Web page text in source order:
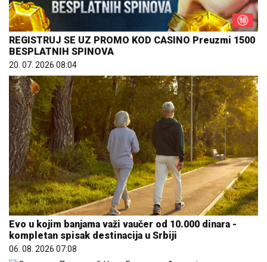
REGISTRUJ SE UZ PROMO KOD CASINO Preuzmi 1500
BESPLATNIH SPINOVA
20. 07. 2026 08:04
Evo u kojim banjama važi vaučer od 10.000 dinara -
kompletan spisak destinacija u Srbiji
06. 08. 2026 07:08